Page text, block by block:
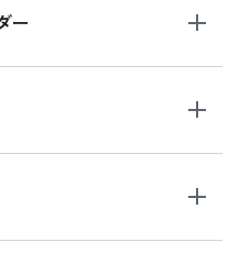
ー
価格
ーズ
新品買取価格
リーズ